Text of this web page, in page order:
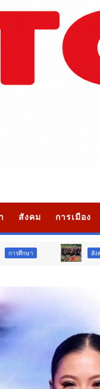
สังคม การเมือง
สังคม